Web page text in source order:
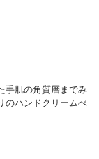
手肌の角質層までみ
のハンドクリームべ